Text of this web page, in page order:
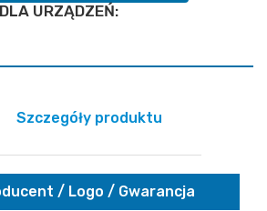
URZĄDZEŃ:
Szczegóły produktu
/ Logo / Gwarancja